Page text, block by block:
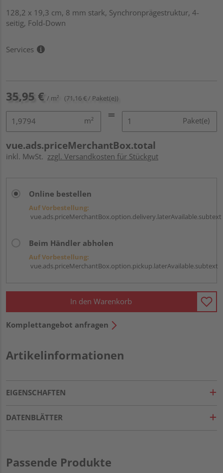
128,2 x 19,3 cm, 8 mm stark, Synchronprägestruktur, 4-
seitig, Fold-Down
Services
35,95 € / m² (71,16 € / Paket(e))
m² Paket(e)
vue.ads.priceMerchantBox.total
inkl. MwSt. zzgl. Versandkosten für Stückgut
Online bestellen
Auf Vorbestellung:
vue.ads.priceMerchantBox.option.delivery.laterAvailable.subtext
Beim Händler abholen
Auf Vorbestellung:
vue.ads.priceMerchantBox.option.pickup.laterAvailable.subtext
In den Warenkorb
Komplettangebot anfragen
Artikelinformationen
EIGENSCHAFTEN
DATENBLÄTTER
Passende Produkte